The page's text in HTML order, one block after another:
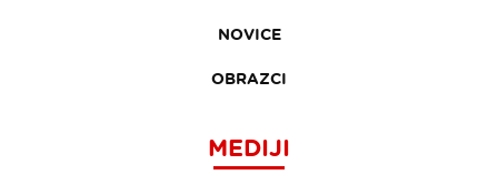
NOVICE
OBRAZCI
MEDIJI